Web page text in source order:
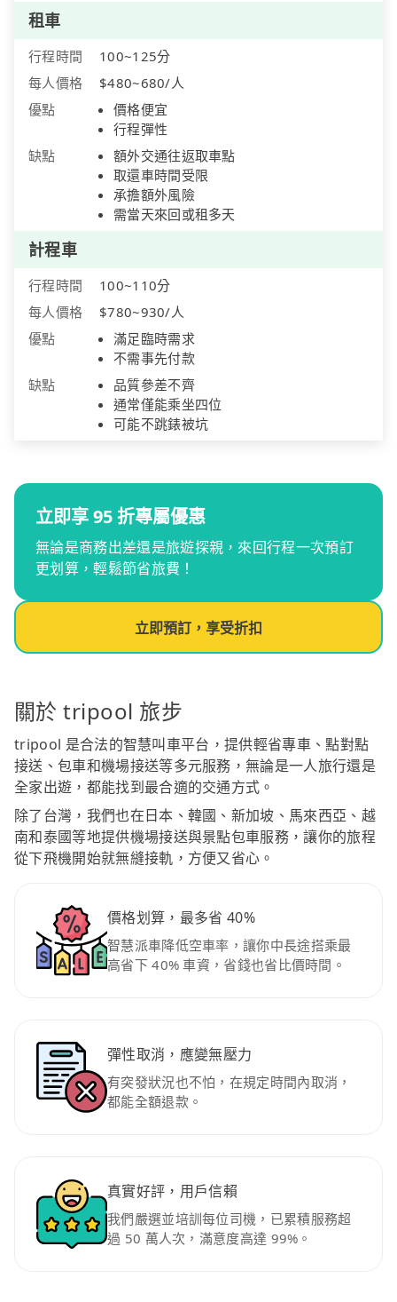
租車
行程時間
100~125分
每人價格
$480~680/人
優點
價格便宜
行程彈性
缺點
額外交通往返取車點
取還車時間受限
承擔額外風險
需當天來回或租多天
計程車
行程時間
100~110分
每人價格
$780~930/人
優點
滿足臨時需求
不需事先付款
缺點
品質參差不齊
通常僅能乘坐四位
可能不跳錶被坑
立即享 95 折專屬優惠
無論是商務出差還是旅遊探親，來回行程一次預訂
更划算，輕鬆節省旅費！
立即預訂，享受折扣
關於 tripool 旅步
tripool 是合法的智慧叫車平台，提供輕省專車、點對點
接送、包車和機場接送等多元服務，無論是一人旅行還是
全家出遊，都能找到最合適的交通方式。
除了台灣，我們也在日本、韓國、新加坡、馬來西亞、越
南和泰國等地提供機場接送與景點包車服務，讓你的旅程
從下飛機開始就無縫接軌，方便又省心。
價格划算，最多省 40%
智慧派車降低空車率，讓你中長途搭乘最
高省下 40% 車資，省錢也省比價時間。
彈性取消，應變無壓力
有突發狀況也不怕，在規定時間內取消，
都能全額退款。
真實好評，用戶信賴
我們嚴選並培訓每位司機，已累積服務超
過 50 萬人次，滿意度高達 99%。